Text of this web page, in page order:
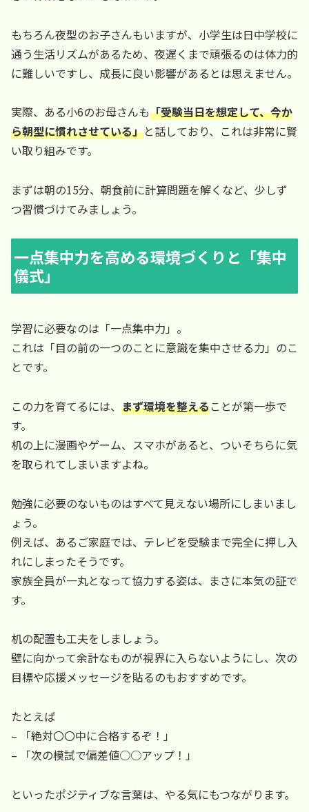
もちろん夜型のお子さんもいますが、小学生は日中学校に
通う生活リズムがあるため、夜遅くまで頑張るのは体力的
に難しいですし、成長に良い影響があるとは思えません。
実際、ある小6のお母さんも「受験当日を想定して、今か
ら朝型に慣れさせている」と話しており、これは非常に賢
い取り組みです。
まずは朝の15分、朝食前に計算問題を解くなど、少しず
つ習慣づけてみましょう。
一点集中力を高める環境づくりと「集中
儀式」
学習に必要なのは「一点集中力」。
これは「目の前の一つのことに意識を集中させる力」のこ
とです。
この力を育てるには、 まず環境を整えることが第一歩で
す。
机の上に漫画やゲーム、スマホがあると、ついそちらに気
を取られてしまいますよね。
勉強に必要のないものはすべて見えない場所にしまいまし
ょう。
例えば、あるご家庭では、テレビを受験まで完全に押し入
れにしまったそうです。
家族全員が一丸となって協力する姿は、まさに本気の証で
す。
机の配置も工夫をしましょう。
壁に向かって余計なものが視界に入らないようにし、次の
目標や応援メッセージを貼るのもおすすめです。
たとえば
– 「絶対〇〇中に合格するぞ！」
– 「次の模試で偏差値○○アップ！」
といったポジティブな言葉は、やる気にもつながります。